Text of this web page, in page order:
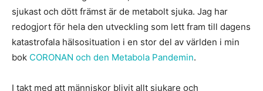
sjukast och dött främst är de metabolt sjuka. Jag har
redogjort för hela den utveckling som lett fram till dagens
katastrofala hälsosituation i en stor del av världen i min
bok CORONAN och den Metabola Pandemin.
I takt med att människor blivit allt sjukare och